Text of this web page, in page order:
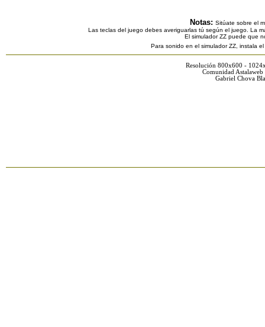
Notas: Sitúate sobre el
Las teclas del juego debes averiguarlas tú según el juego. La
El simulador ZZ puede que
Para sonido en el simulador ZZ, instala
Resolución 800x600 -
Comunidad
Gabriel Chova